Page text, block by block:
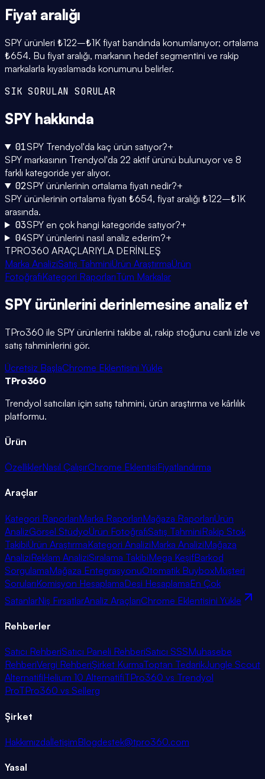
Fiyat aralığı
SPY ürünleri ₺122–₺1K fiyat bandında konumlanıyor; ortalama
₺654. Bu fiyat aralığı, markanın hedef segmentini ve rakip
markalarla kıyaslamada konumunu belirler.
SIK SORULAN SORULAR
SPYhakkında
01SPY Trendyol'da kaç ürün satıyor?+
SPY markasının Trendyol'da 22 aktif ürünü bulunuyor ve 8
farklı kategoride yer alıyor.
02SPY ürünlerinin ortalama fiyatı nedir?+
SPY ürünlerinin ortalama fiyatı ₺654, fiyat aralığı ₺122–₺1K
arasında.
03SPY en çok hangi kategoride satıyor?+
04SPY ürünlerini nasıl analiz ederim?+
TPRO360 ARAÇLARIYLA DERİNLEŞ
Marka AnaliziSatış TahminiÜrün AraştırmaÜrün
FotoğrafıKategori RaporlarıTüm Markalar
SPYürünlerini derinlemesine analiz et
TPro360 ile SPY ürünlerini takibe al, rakip stoğunu canlı izle ve
satış tahminlerini gör.
Ücretsiz BaşlaChrome Eklentisini Yükle
TPro360
Trendyol satıcıları için satış tahmini, ürün araştırma ve kârlılık
platformu.
Ürün
ÖzelliklerNasıl ÇalışırChrome EklentisiFiyatlandırma
Araçlar
Kategori RaporlarıMarka RaporlarıMağaza RaporlarıÜrün
AnalizGörsel StüdyoÜrün FotoğrafıSatış TahminiRakip Stok
TakibiÜrün AraştırmaKategori AnaliziMarka AnaliziMağaza
AnaliziReklam AnaliziSıralama TakibiMega KeşifBarkod
SorgulamaMağaza EntegrasyonuOtomatik BuyboxMüşteri
SorularıKomisyon HesaplamaDesi HesaplamaEn Çok
SatanlarNiş FırsatlarAnaliz AraçlarıChrome Eklentisini Yükle
Rehberler
Satıcı RehberiSatıcı Paneli RehberiSatıcı SSSMuhasebe
RehberiVergi RehberiŞirket KurmaToptan TedarikJungle Scout
AlternatifiHelium 10 AlternatifiTPro360 vs Trendyol
ProTPro360 vs Sellerg
Şirket
HakkımızdaİletişimBlogdestek@tpro360.com
Yasal